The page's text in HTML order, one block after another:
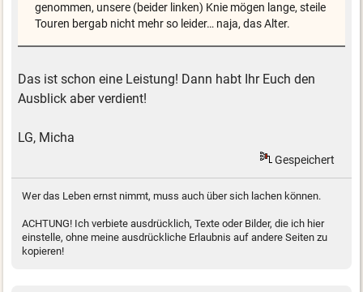
genommen, unsere (beider linken) Knie mögen lange, steile
Touren bergab nicht mehr so leider… naja, das Alter.
Das ist schon eine Leistung! Dann habt Ihr Euch den
Ausblick aber verdient!
LG, Micha
Gespeichert
Wer das Leben ernst nimmt, muss auch über sich lachen können.
ACHTUNG! Ich verbiete ausdrücklich, Texte oder Bilder, die ich hier
einstelle, ohne meine ausdrückliche Erlaubnis auf andere Seiten zu
kopieren!